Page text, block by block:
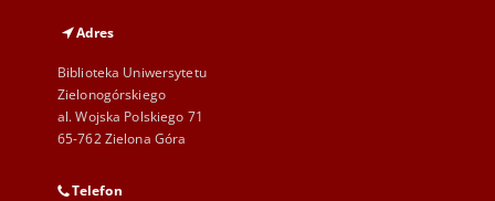
Adres
Biblioteka Uniwersytetu
Zielonogórskiego
al. Wojska Polskiego 71
65-762 Zielona Góra
Telefon